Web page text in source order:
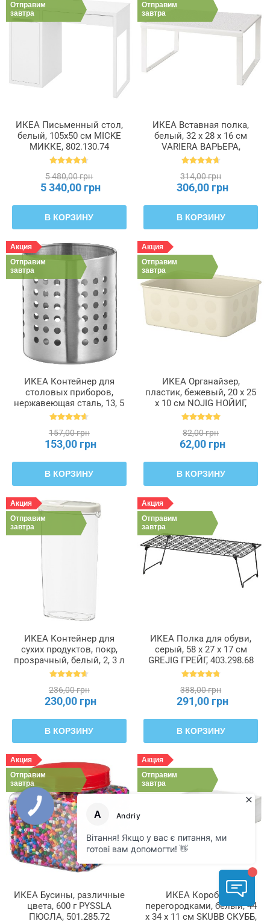
Отправим
завтра
ИКЕА Письменный стол,
белый, 105x50 см MICKE
МИККЕ, 802.130.74
5 480,00 грн
5 340,00 грн
В КОРЗИНУ
Отправим
завтра
ИКЕА Вставная полка,
белый, 32 x 28 x 16 см
VARIERA ВАРЬЕРА,
601.366.23
314,00 грн
306,00 грн
В КОРЗИНУ
Акция
Отправим
завтра
ИКЕА Контейнер для
столовых приборов,
нержавеющая сталь, 13, 5
см ORDNING ОРДНИНГ,
157,00 грн
153,00 грн
В КОРЗИНУ
Акция
Отправим
завтра
ИКЕА Органайзер,
пластик, бежевый, 20 x 25
x 10 см NOJIG НОЙИГ,
204.681.05
82,00 грн
62,00 грн
В КОРЗИНУ
Акция
Отправим
завтра
ИКЕА Контейнер для
сухих продуктов, покр,
прозрачный, белый, 2, 3 л
IKEA 365+, 900.667.08
236,00 грн
230,00 грн
В КОРЗИНУ
Акция
Отправим
завтра
ИКЕА Полка для обуви,
серый, 58 x 27 x 17 см
GREJIG ГРЕЙГ, 403.298.68
388,00 грн
291,00 грн
В КОРЗИНУ
Акция
Отправим
завтра
ИКЕА Бусины, различные
цвета, 600 г PYSSLA
ПЮСЛА, 501.285.72
Акция
Отправим
завтра
ИКЕА Коробка с
перегородками, белый, 44
x 34 x 11 см SKUBB СКУББ,